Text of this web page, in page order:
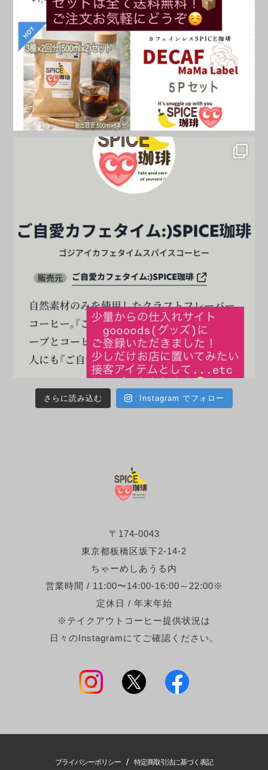
〒174-0043
東京都板橋区坂下2-14-2
ちゃーめしあうる内
営業時間 / 11:00〜14:00-16:00～22:00※
定休日 / 年末年始
※テイクアウトコーヒー提供状況は
日々のInstagramにてご確認ください。
さらに読み込む Instagram でフォロー
プライバシーポリシー / 特定商取引法に基づく表記